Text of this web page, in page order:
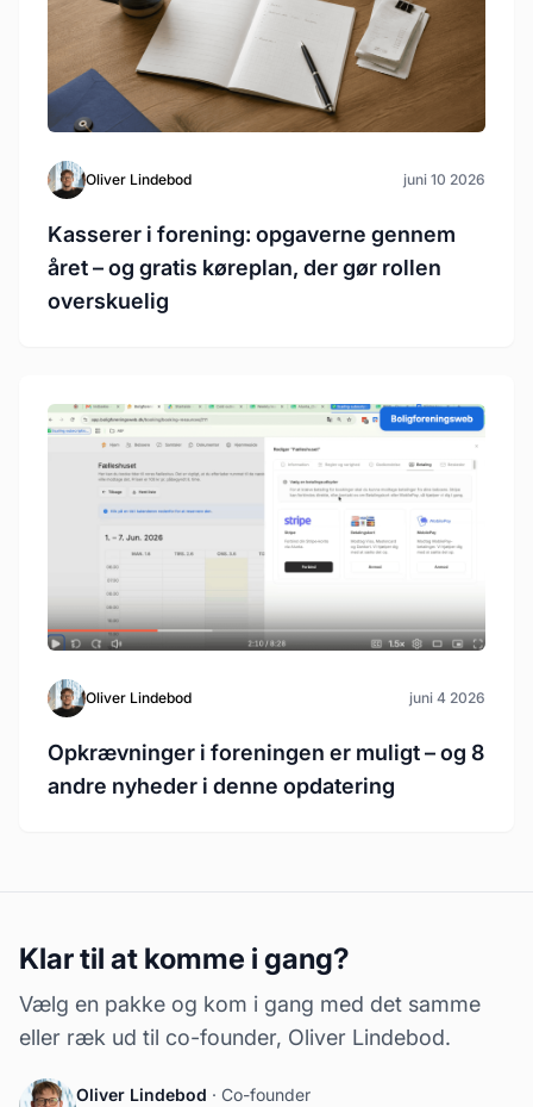
Oliver Lindebod juni 10 2026
Kasserer i forening: opgaverne gennem
året – og gratis køreplan, der gør rollen
overskuelig
Oliver Lindebod juni 4 2026
Opkrævninger i foreningen er muligt – og 8
andre nyheder i denne opdatering
Klar til at komme i gang?
Vælg en pakke og kom i gang med det samme
eller ræk ud til co-founder, Oliver Lindebod.
Oliver Lindebod · Co-founder